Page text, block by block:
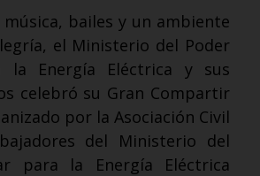
bailes y un ambiente
el Ministerio del Poder
la Energía Eléctrica y sus
celebró su Gran Compartir
por la Asociación Civil
del Ministerio del
para la Energía Eléctrica